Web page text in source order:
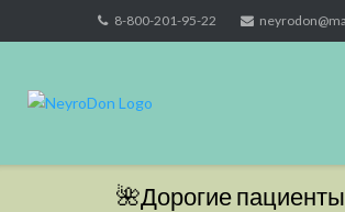
to
8-800-201-95-22
🌺Дорогие